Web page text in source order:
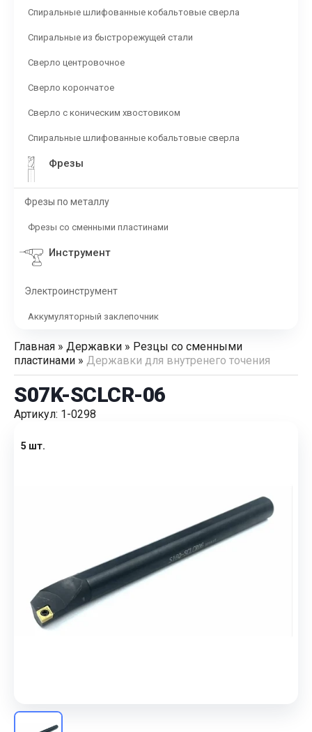
Спиральные шлифованные кобальтовые сверла
Спиральные из быстрорежущей стали
Сверло центровочное
Сверло корончатое
Сверло с коническим хвостовиком
Спиральные шлифованные кобальтовые сверла
Фрезы
Фрезы по металлу
Фрезы со сменными пластинами
Инструмент
Электроинструмент
Аккумуляторный заклепочник
Главная » Державки » Резцы со сменными
пластинами » Державки для внутренего точения
S07K-SCLCR-06
Артикул: 1-0298
5 шт.